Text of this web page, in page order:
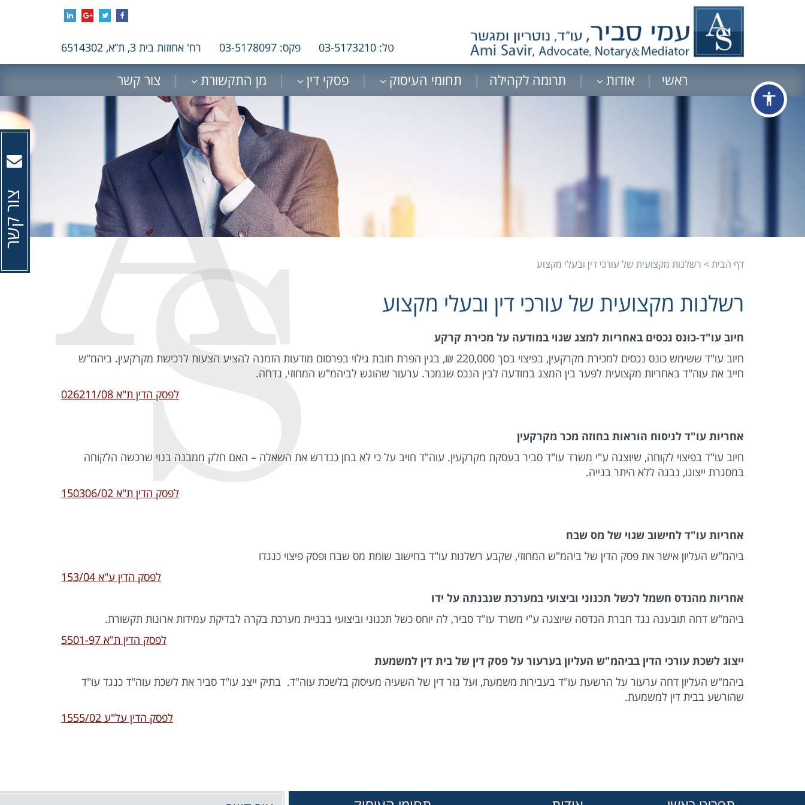
accessibility
טל: 03-5173210 פקס: 03-5178097 רח' אחוזות בית 3, ת”א, 6514302
ראשי אודות תרומה לקהילה תחומי העיסוק פסקי דין מן התקשורת צור קשר
דף הבית> רשלנות מקצועית של עורכי דין ובעלי מקצוע
רשלנות מקצועית של עורכי דין ובעלי מקצוע
חיוב עו"ד-כונס נכסים באחריות למצג שגוי במודעה על מכירת קרקע
חיוב עו"ד ששימש כונס נכסים למכירת מקרקעין, בפיצוי בסך 220,000 ₪, בגין הפרת חובת גילוי בפרסום מודעות הזמנה להציע הצעות לרכישת מקרקעין. ביהמ"ש
חייב את עוה"ד באחריות מקצועית לפער בין המצג במודעה לבין הנכס שנמכר. ערעור שהוגש לביהמ"ש המחוזי, נדחה.
לפסק הדין ת"א 026211/08
אחריות עו"ד לניסוח הוראות בחוזה מכר מקרקעין
חיוב עו"ד בפיצוי לקוחה, שיוצגה ע"י משרד עו"ד סביר בעסקת מקרקעין. עוה"ד חויב על כי לא בחן כנדרש את השאלה – האם חלק ממבנה בנוי שרכשה הלקוחה
במסגרת ייצוגו, נבנה ללא היתר בנייה.
לפסק הדין ת"א 150306/02
אחריות עו"ד לחישוב שגוי של מס שבח
ביהמ"ש העליון אישר את פסק הדין של ביהמ"ש המחוזי, שקבע רשלנות עו"ד בחישוב שומת מס שבח ופסק פיצוי כנגדו
לפסק הדין ע"א 153/04
אחריות מהנדס חשמל לכשל תכנוני וביצועי במערכת שנבנתה על ידו
ביהמ"ש דחה תובענה נגד חברת הנדסה שיוצגה ע"י משרד עו"ד סביר, לה יוחס כשל תכנוני וביצועי בבניית מערכת בקרה לבדיקת עמידות ארונות תקשורת.
לפסק הדין ת"א 5501-97
ייצוג לשכת עורכי הדין בביהמ"ש העליון בערעור על פסק דין של בית דין למשמעת
ביהמ"ש העליון דחה ערעור על הרשעת עו"ד בעבירות משמעת, ועל גזר דין של השעיה מעיסוק בלשכת עוה"ד. בתיק ייצג עו"ד סביר את לשכת עוה"ד כנגד עו"ד
שהורשע בבית דין למשמעת.
לפסק הדין על"ע 1555/02
צור קשר